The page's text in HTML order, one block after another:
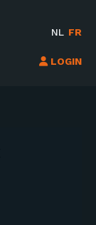
NL FR
LOGIN